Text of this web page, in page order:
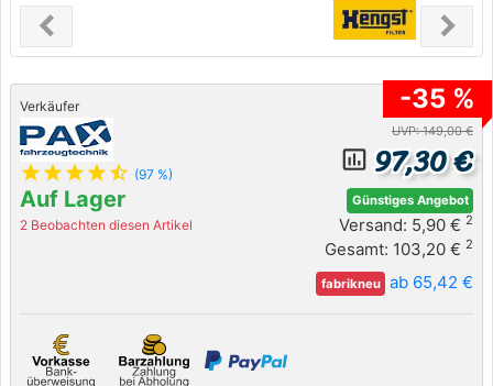
chevron_leftPrevious chevron_right
Next
Verkäufer
star star star star star_half (97 %)
Auf Lager
2 Beobachten diesen Artikel
-35 %
UVP: 149,00 €
insert_chart_outlined 97,30 €
Günstiges Angebot
Versand: 5,90 € 2
Gesamt: 103,20 € 2
fabrikneu ab 65,42 €